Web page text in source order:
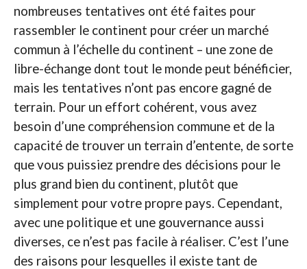
nombreuses tentatives ont été faites pour
rassembler le continent pour créer un marché
commun à l’échelle du continent – une zone de
libre-échange dont tout le monde peut bénéficier,
mais les tentatives n’ont pas encore gagné de
terrain. Pour un effort cohérent, vous avez
besoin d’une compréhension commune et de la
capacité de trouver un terrain d’entente, de sorte
que vous puissiez prendre des décisions pour le
plus grand bien du continent, plutôt que
simplement pour votre propre pays. Cependant,
avec une politique et une gouvernance aussi
diverses, ce n’est pas facile à réaliser. C’est l’une
des raisons pour lesquelles il existe tant de